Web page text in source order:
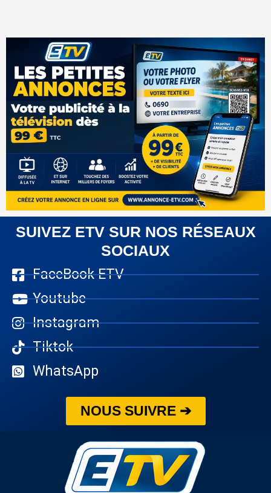
SUIVEZ ETV SUR NOS RÉSEAUX
SOCIAUX
FaceBook ETV
Youtube
Instagram
Tiktok
WhatsApp
NOUS SUIVRE ➔